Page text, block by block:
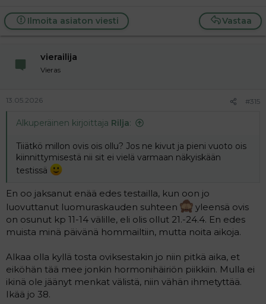
menkat viipyy.
Vastaa
Ilmoita asiaton viesti
vierailija
Vieras
13.05.2026 #315
Alkuperäinen kirjoittaja Rilja:
Tiiätkö millon ovis ois ollu? Jos ne kivut ja pieni vuoto ois
kiinnittymisestä nii sit ei vielä varmaan näkyiskään
testissä
En oo jaksanut enää edes testailla, kun oon jo
luovuttanut luomuraskauden suhteen
yleensä ovis
on osunut kp 11-14 välille, eli olis ollut 21.-24.4. En edes
muista minä päivänä hommailtiin, mutta noita aikoja.
Alkaa olla kyllä tosta oviksestakin jo niin pitkä aika, et
eiköhän tää mee jonkin hormonihäiriön piikkiin. Mulla ei
ikinä ole jäänyt menkat välistä, niin vähän ihmetyttää.
Ikää jo 38.